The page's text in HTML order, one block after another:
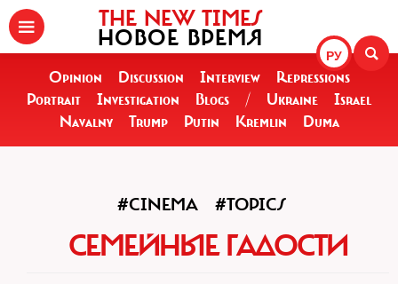
РУ
THE NEW TIMES
НОВОЕ ВРЕМЯ
Opinion Discussion Interview
Repressions
Portrait
Investigation Blogs / Ukraine
Israel
Navalny
Trump Putin Kremlin Duma
#CINEMA #TOPICS
СЕМЕЙНЫЕ ГАДОСТИ